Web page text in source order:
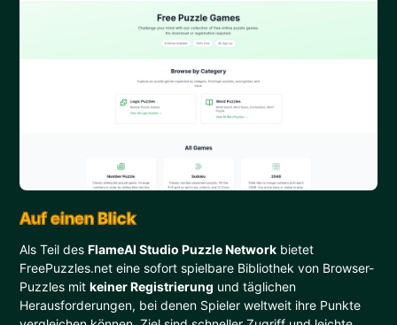
Auf einen Blick
Als Teil desFlameAI Studio Puzzle Network bietet
FreePuzzles.net eine sofort spielbare Bibliothek von Browser-
Puzzles mitkeiner Registrierung und täglichen
Herausforderungen, bei denen Spieler weltweit ihre Punkte